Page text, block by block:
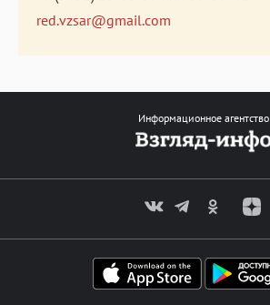
red.vzsar@gmail.com
Информационное агентство